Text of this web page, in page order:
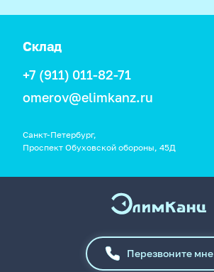
Склад
+7 (911) 011-82-71
omerov@elimkanz.ru
Санкт-Петербург,
Проспект Обуховской обороны, 45Д
Перезвоните мне